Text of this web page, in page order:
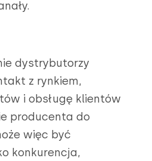
dystrybutorzy
z rynkiem,
i obsługę klientów
producenta do
więc być
konkurencja,